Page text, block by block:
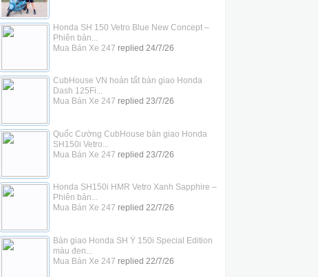
Honda SH 150 Vetro Blue New Concept –
Phiên bản...
Mua Bán Xe 247 replied 24/7/26
CubHouse VN hoàn tất bàn giao Honda
Dash 125Fi...
Mua Bán Xe 247 replied 23/7/26
Quốc Cường CubHouse bàn giao Honda
SH150i Vetro...
Mua Bán Xe 247 replied 23/7/26
Honda SH150i HMR Vetro Xanh Sapphire –
Phiên bản...
Mua Bán Xe 247 replied 22/7/26
Bàn giao Honda SH Ý 150i Special Edition
màu đen...
Mua Bán Xe 247 replied 22/7/26